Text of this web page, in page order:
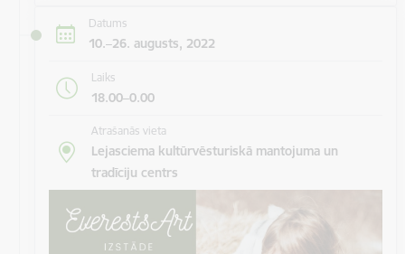
Datums
10.–26. augusts, 2022
Laiks
18.00–0.00
Atrašanās vieta
Lejasciema kultūrvēsturiskā mantojuma un
tradīciju centrs